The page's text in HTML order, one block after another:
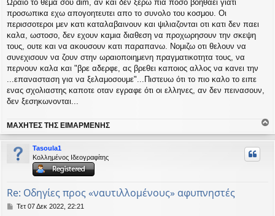
μ
ο
σ
ί
υ
σ
η
Ωραιο το θεμα σου dim, αν και δεν ξερω πια ποσο βοηθαει γιατι
προσωπικα εχω απογοητευτει απο το συνολο του κοσμου. Οι
περισσοτεροι μεν κατι καταλαβαινουν και ψιλιαζονται οτι κατι δεν παει
καλα, ωστοσο, δεν εχουν καμια διαθεση να προχωρησουν την σκεψη
τους, ουτε και να ακουσουν κατι παραπανω. Νομιζω οτι θελουν να
συνεχισουν να ζουν στην ωραιοποιημενη πραγματικοτητα τους, να
περνουν καλα και "βρε αδερφε, ας βρεθει καποιος αλλος να κανει την
...επανασταση για να ξελαμοσουμε"...Πιστευω ότι το πιο καλο το ειπε
ενας σχολιαστης καποτε οταν εγραφε ότι οι ελληνες, αν δεν πεινασουν,
δεν ξεσηκωνονται...
ΜΑΧΗΤΕΣ ΤΗΣ ΕΙΜΑΡΜΕΝΗΣ
ο
ρ
Tasoula1
Κολλημένος Ιδεογραφίτης
Re: Οδηγίες προς «ναυτιλλομένους» αφυπνηστές
ΔΤετ 07 Δεκ 2022, 22:21